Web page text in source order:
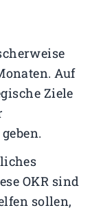
Auf
Ziele
OKR sind
sollen,